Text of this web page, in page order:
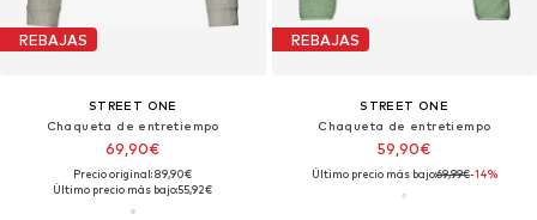
REBAJAS
STREET ONE
Chaqueta de entretiempo
69,90€
Precio original: 89,90€
Último precio más bajo:55,92€
REBAJAS
STREET ONE
Chaqueta de entretiempo
59,90€
Último precio más bajo:69,99€-14%